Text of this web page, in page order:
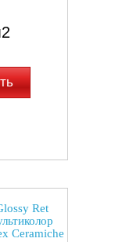
Ret
Ceramiche